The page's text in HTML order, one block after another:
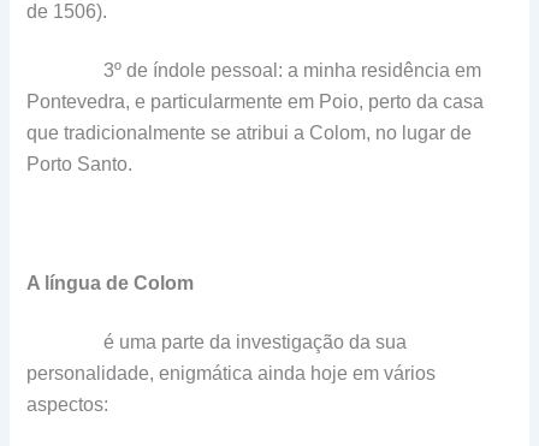
de 1506).
3º de índole pessoal: a minha residência em
Pontevedra, e particularmente em Poio, perto da casa
que tradicionalmente se atribui a Colom, no lugar de
Porto Santo.
A língua de Colom
é uma parte da investigação da sua
personalidade, enigmática ainda hoje em vários
aspectos: